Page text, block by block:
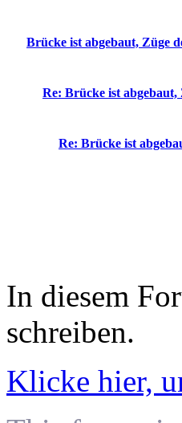
Brücke ist abgebaut, Züge
Re: Brücke ist
Re: Brücke ist
In diesem
schreiben.
Klicke hier,